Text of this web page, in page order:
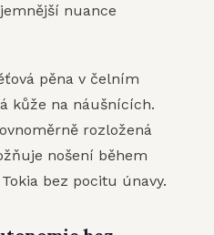
nuance
pěna v čelním
kůže na náušnících.
rozložená
nošení během
bez pocitu únavy.